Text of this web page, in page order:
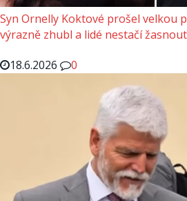
Syn Ornelly Koktové prošel velkou
výrazně zhubl a lidé nestačí
18.6.2026
0